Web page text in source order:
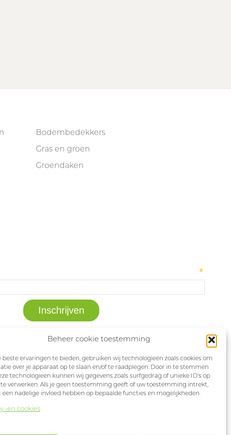
Beheer cookie toestemming
beste ervaringen te bieden, gebruiken wij technologieën zoals cookies om
over je apparaat op te slaan en/of te raadplegen. Door in te stemmen
technologieën kunnen wij gegevens zoals surfgedrag of unieke ID's op
verwerken. Als je geen toestemming geeft of uw toestemming intrekt,
een nadelige invloed hebben op bepaalde functies en mogelijkheden.
-en cookies
Bodembedekkers
Gras en groen
Groendaken